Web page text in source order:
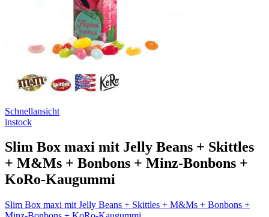
Schnellansicht
instock
Slim Box maxi mit Jelly Beans + Skittles
+ M&Ms + Bonbons + Minz-Bonbons +
KoRo-Kaugummi
Slim Box maxi mit Jelly Beans + Skittles + M&Ms + Bonbons +